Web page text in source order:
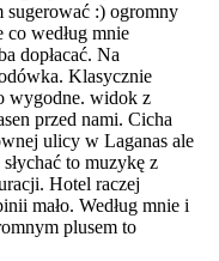
sugerować :) ogromny
co według mnie
dopłacać. Na
Klasycznie
wygodne. widok z
przed nami. Cicha
ulicy w Laganas ale
to muzykę z
Hotel raczej
mało. Według mnie i
plusem to